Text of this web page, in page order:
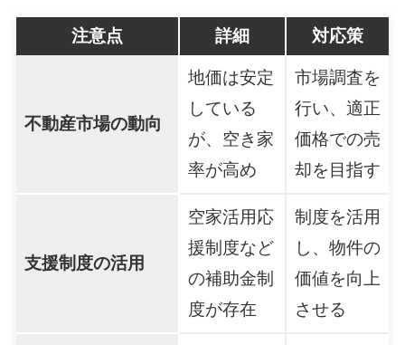
注意点 詳細 対応策
不動産市場の動向
地価は安定
している
が、空き家
率が高め
市場調査を
行い、適正
価格での売
却を目指す
支援制度の活用
空家活用応
援制度など
の補助金制
度が存在
制度を活用
し、物件の
価値を向上
させる